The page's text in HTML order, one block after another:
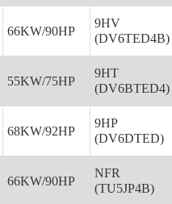
66KW/90HP
9HV
(DV6TED4B)
55KW/75HP
9HT
(DV6BTED4)
68KW/92HP
9HP
(DV6DTED)
66KW/90HP
NFR
(TU5JP4B)